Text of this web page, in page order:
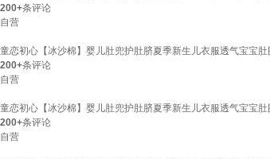
200+条评论
自营
童恋初心【冰沙棉】婴儿肚兜护肚脐夏季新生儿衣服透气宝宝肚
200+条评论
自营
童恋初心【冰沙棉】婴儿肚兜护肚脐夏季新生儿衣服透气宝宝肚
200+条评论
自营